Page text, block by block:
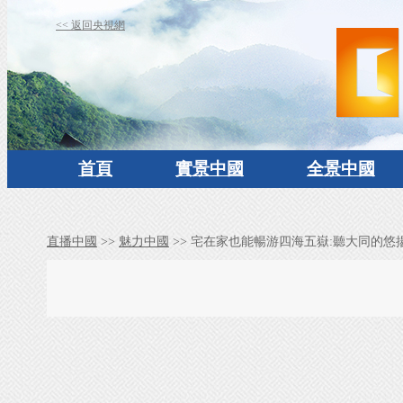
<< 返回央視網
首頁 實景中國 全景中國
直播中國 >> 魅力中國 >> 宅在家也能暢游四海五嶽:聽大同的悠